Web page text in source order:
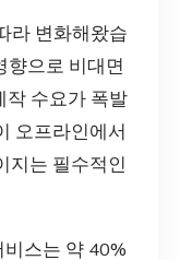
라 변화해왔습
향으로 비대면
작 수요가 폭발
오프라인에서
지는 필수적인
스는 약 40%